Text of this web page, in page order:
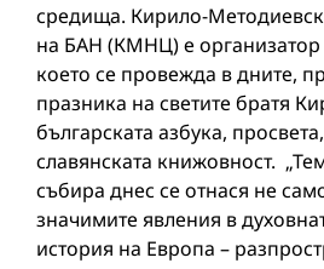
средища. Кирило-
на БАН (КМНЦ) е организатор
което се провежда в дните,
празника на светите братя
българската азбука,
славянската книжовност.
събира днес се отнася не
значимите явления в
история на Европа –